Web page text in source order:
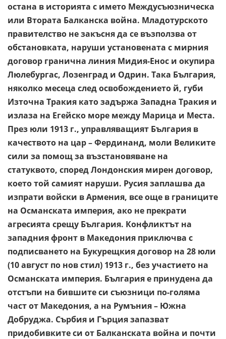
остана в историята с името Междусъюзническа
или Втората Балканска война. Младотурското
правителство не закъсня да се възползва от
обстановката, наруши установената с мирния
договор гранична линия Мидия-Енос и окупира
Люлебургас, Лозенград и Одрин. Така България,
няколко месеца след освобождението й, губи
Източна Тракия като задържа Западна Тракия и
излаза на Егейско море между Марица и Места.
През юли 1913 г., управляващият България в
качеството на цар – Фердинанд, моли Великите
сили за помощ за възстановяване на
статуквото, според Лондонския мирен договор,
което той самият наруши. Русия заплашва да
изпрати войски в Армения, все още в границите
на Османската империя, ако не прекрати
агресията срещу България. Конфликтът на
западния фронт в Македония приключва с
подписването на Букурещкия договор на 28 юли
(10 август по нов стил) 1913 г., без участието на
Османската империя. България е принудена да
отстъпи на бившите си съюзници по-голяма
част от Македония, а на Румъния – Южна
Добруджа. Сърбия и Гърция запазват
придобивките си от Балканската война и почти